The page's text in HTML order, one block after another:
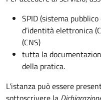
SPID (sistema
d’identità elettronica
(CNS)
tutta la
della pratica.
L'istanza può essere